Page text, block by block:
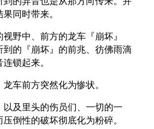
同时带来。
野中、前方的龙车『崩坏』
到的『崩坏』的前兆、彷佛雨滴
锁起来。
车前方突然化为惨状。
以及里头的伤员们、一切的一
倒性的破坏彻底化为粉碎。